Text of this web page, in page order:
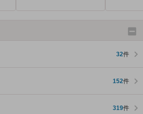
32件
152件
319件